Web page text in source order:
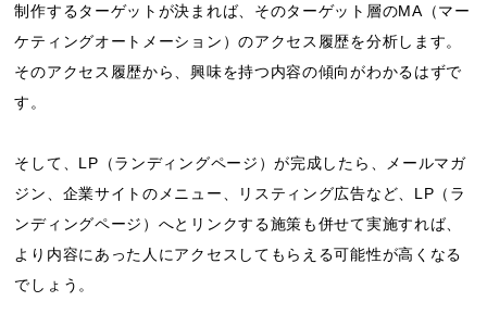
制作するターゲットが決まれば、そのターゲット層のMA（マー
ケティングオートメーション）のアクセス履歴を分析します。
そのアクセス履歴から、興味を持つ内容の傾向がわかるはずで
す。
そして、LP（ランディングページ）が完成したら、メールマガ
ジン、企業サイトのメニュー、リスティング広告など、LP（ラ
ンディングページ）へとリンクする施策も併せて実施すれば、
より内容にあった人にアクセスしてもらえる可能性が高くなる
でしょう。